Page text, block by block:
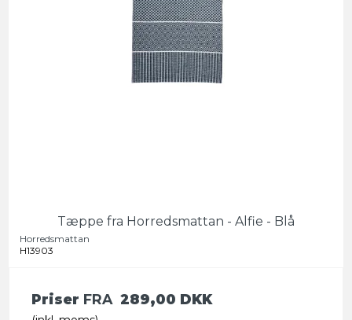
Tæppe fra Horredsmattan - Alfie - Blå
Horredsmattan
H13903
Priser FRA 289,00 DKK